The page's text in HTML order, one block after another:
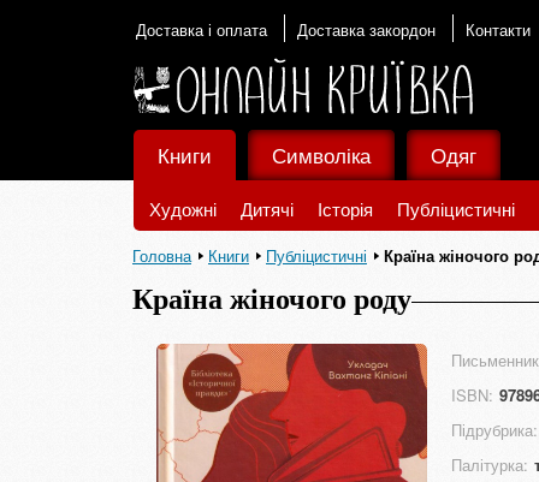
Доставка і оплата Доставка закордон Контакти
Книги
Художні Дитячі Історія Публіцистичні
Символіка Одяг
Головна Книги Публіцистичні Країна жіночого
Країна жіночого роду
ISBN:
Підрубрика:
Палітурка: